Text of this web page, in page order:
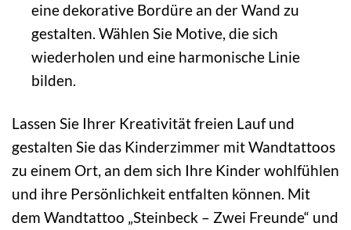
eine dekorative Bordüre an der Wand zu
gestalten. Wählen Sie Motive, die sich
wiederholen und eine harmonische Linie
bilden.
Lassen Sie Ihrer Kreativität freien Lauf und
gestalten Sie das Kinderzimmer mit Wandtattoos
zu einem Ort, an dem sich Ihre Kinder wohlfühlen
und ihre Persönlichkeit entfalten können. Mit
dem Wandtattoo „Steinbeck – Zwei Freunde“ und